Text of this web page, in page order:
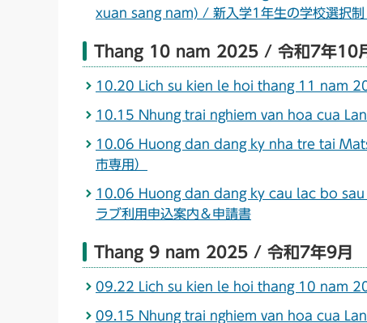
xuan sang nam) / 新入学1年生の学校選択制
Thang 10 nam 2025 / 令和7年10
10.20 Lich su kien le hoi thang 11 nam
10.15 Nhung trai nghiem van hoa cua
10.06 Huong dan dang ky nha tre tai
市専用）
10.06 Huong dan dang ky cau lac bo
ラブ利用申込案内＆申請書
Thang 9 nam 2025 / 令和7年9月
09.22 Lich su kien le hoi thang 10 nam
09.15 Nhung trai nghiem van hoa cua